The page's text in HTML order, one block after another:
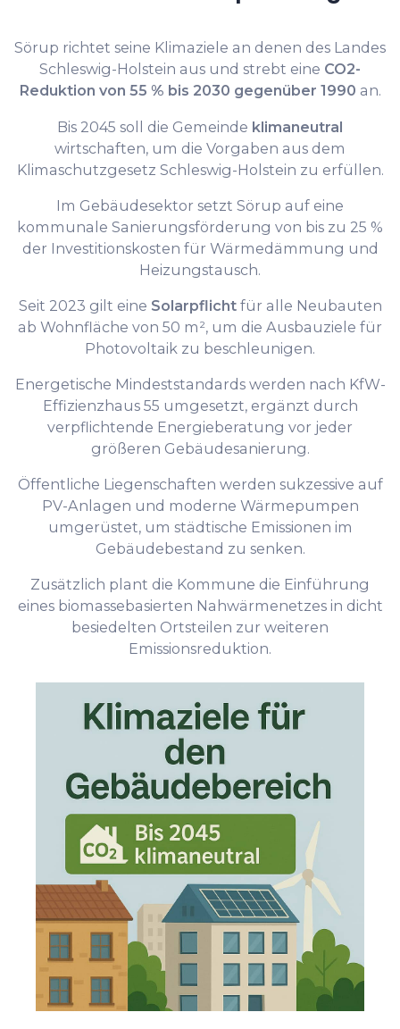
Sörup richtet seine Klimaziele an denen des Landes
Schleswig-Holstein aus und strebt eine CO2-
Reduktion von 55 % bis 2030 gegenüber 1990 an.
Bis 2045 soll die Gemeinde klimaneutral
wirtschaften, um die Vorgaben aus dem
Klimaschutzgesetz Schleswig-Holstein zu erfüllen.
Im Gebäudesektor setzt Sörup auf eine
kommunale Sanierungsförderung von bis zu 25 %
der Investitionskosten für Wärmedämmung und
Heizungstausch.
Seit 2023 gilt eine Solarpflichtfür alle Neubauten
ab Wohnfläche von 50 m², um die Ausbauziele für
Photovoltaik zu beschleunigen.
Energetische Mindeststandards werden nach KfW-
Effizienzhaus 55 umgesetzt, ergänzt durch
verpflichtende Energieberatung vor jeder
größeren Gebäudesanierung.
Öffentliche Liegenschaften werden sukzessive auf
PV-Anlagen und moderne Wärmepumpen
umgerüstet, um städtische Emissionen im
Gebäudebestand zu senken.
Zusätzlich plant die Kommune die Einführung
eines biomassebasierten Nahwärmenetzes in dicht
besiedelten Ortsteilen zur weiteren
Emissionsreduktion.